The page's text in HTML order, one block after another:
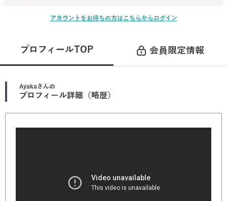
アカウントをお持ちの方はこちらからログイン
プロフィールTOP 会員限定情報
Ayakaさんの
プロフィール詳細（略歴）